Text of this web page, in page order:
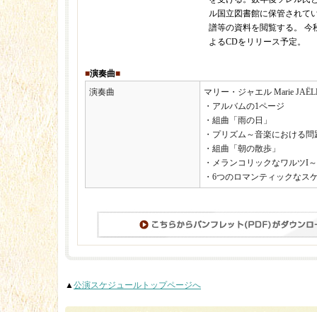
ル国立図書館に保管されて
譜等の資料を閲覧する。 今
よるCDをリリース予定。
■演奏曲■
演奏曲
マリー・ジャエル Marie
・アルバムの1ページ
・組曲「雨の日」
・プリズム～音楽における
・組曲「朝の散歩」
・メランコリックなワルツI
・6つのロマンティックなス
▲公演スケジュールトップページへ